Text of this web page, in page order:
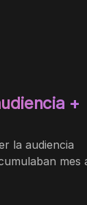
+
la audiencia
mes